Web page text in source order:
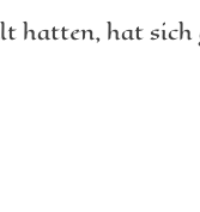
hatten, hat sich